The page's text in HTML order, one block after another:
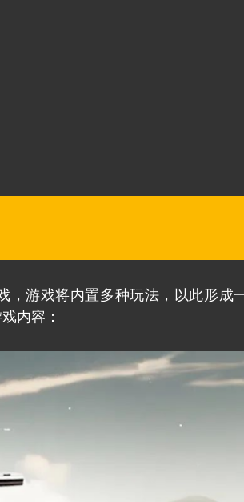
，游戏将内置多种玩法，以此形成
内容：